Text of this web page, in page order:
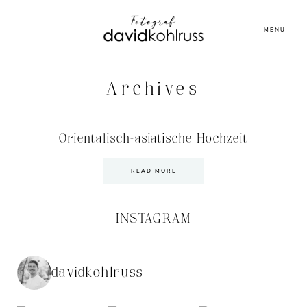
MENU
Archives
Orientalisch-asiatische Hochzeit
READ MORE
INSTAGRAM
davidkohlruss